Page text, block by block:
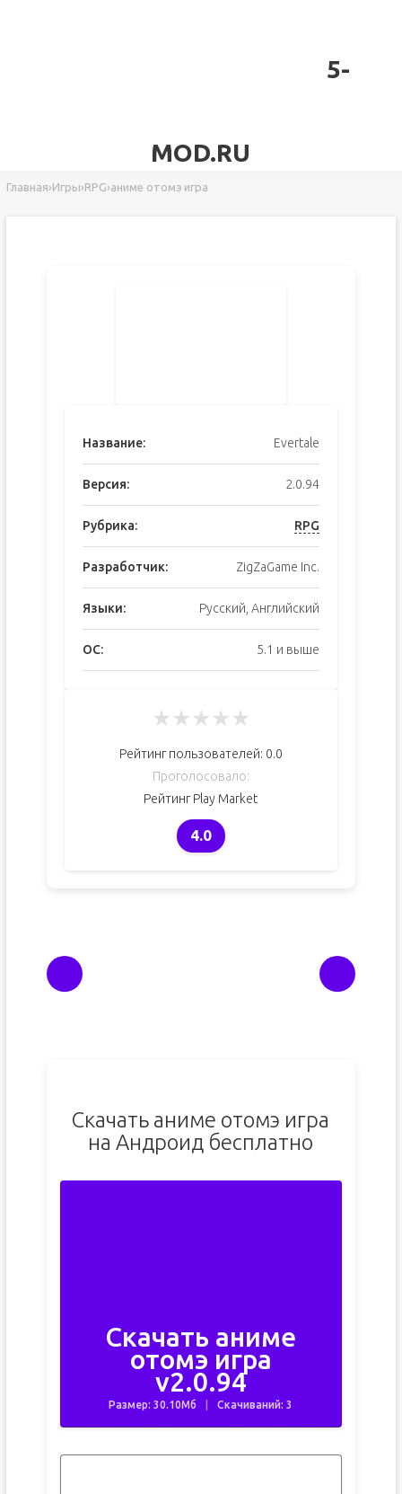
5-
MOD.RU
Главная›Игры›RPG›аниме отомэ игра
Название: Evertale
Версия: 2.0.94
Рубрика: RPG
Разработчик: ZigZaGame Inc.
Языки: Русский, Английский
ОС: 5.1 и выше
★★★★★
Рейтинг пользователей: 0.0
Проголосовало:
Рейтинг Play Market
4.0
Скачать аниме отомэ игра
на Андроид бесплатно
Скачать аниме
отомэ игра
v2.0.94
Размер: 30.10Мб Скачиваний: 3